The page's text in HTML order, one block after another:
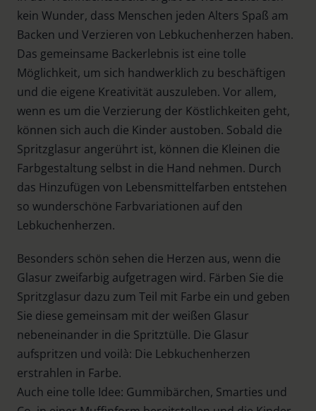
kein Wunder, dass Menschen jeden Alters Spaß am
Backen und Verzieren von Lebkuchenherzen haben.
Das gemeinsame Backerlebnis ist eine tolle
Möglichkeit, um sich handwerklich zu beschäftigen
und die eigene Kreativität auszuleben. Vor allem,
wenn es um die Verzierung der Köstlichkeiten geht,
können sich auch die Kinder austoben. Sobald die
Spritzglasur angerührt ist, können die Kleinen die
Farbgestaltung selbst in die Hand nehmen. Durch
das Hinzufügen von Lebensmittelfarben entstehen
so wunderschöne Farbvariationen auf den
Lebkuchenherzen.
Besonders schön sehen die Herzen aus, wenn die
Glasur zweifarbig aufgetragen wird. Färben Sie die
Spritzglasur dazu zum Teil mit Farbe ein und geben
Sie diese gemeinsam mit der weißen Glasur
nebeneinander in die Spritztülle. Die Glasur
aufspritzen und voilà: Die Lebkuchenherzen
erstrahlen in Farbe.
Auch eine tolle Idee: Gummibärchen, Smarties und